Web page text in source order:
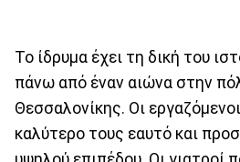
Το ίδρυμα έχει τη δική του
πάνω από έναν αιώνα στην
Θεσσαλονίκης. Οι
καλύτερο τους εαυτό και